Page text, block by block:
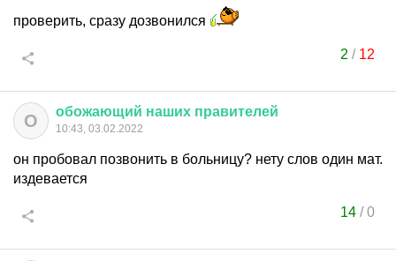
проверить, сразу дозвонился
2 / 12
О обожающий наших правителей
10:43, 03.02.2022
он пробовал позвонить в больницу? нету слов один мат.
издевается
14 /0